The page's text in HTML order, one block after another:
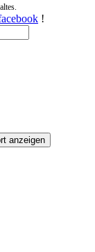
!
anzeigen